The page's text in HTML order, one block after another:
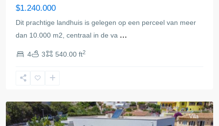
$1.240.000
Dit prachtige landhuis is gelegen op een perceel van meer
dan 10.000 m2, centraal in de va ...
4 3 540.00 ft2
Villa